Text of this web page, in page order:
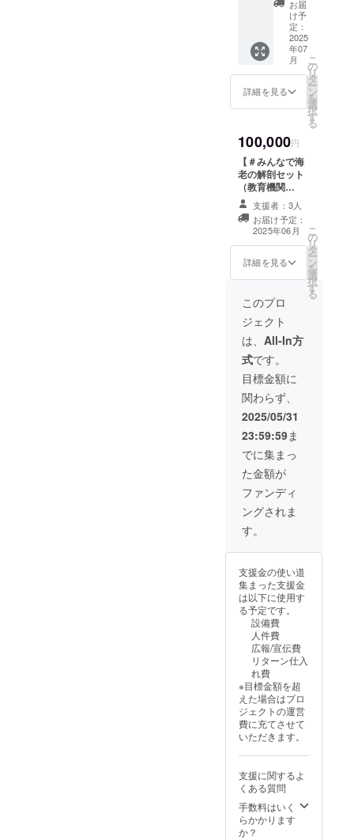
いるの
でお弁
当にも
夜ご飯
の炒め
物やグ
ラタン
く手軽
ます。
家族か
らも今
日はエ
ビが
入って
です。
絶対リ
確定し
まし
た。
■注意事
項/その
他 食べ
る分量
だけ袋
から取
り出し
て、小
袋に入
れて上
から流
水をあ
ててく
ださ
い。取
は、速
やかに
冷凍庫
へ戻し
てくだ
さい。
リプリ
で美味
しい！
下処理
もして
くれて
いるの
でお弁
当にも
の炒め
物やグ
ラタン
やサラ
ダにも
とにか
く手軽
に使え
ます。
らも今
日はエ
入って
豪華！
と好評
です。
絶対リ
ピート
確定し
まし
た。
■注意事
項/その
他 食べ
る分量
だけ袋
から取
り出し
て、小
袋に入
水をあ
ててく
ださ
い。取
り出し
た後の
残り
は、速
やかに
冷凍庫
へ戻し
てくだ
さい。
閉じる
プファ
イヤー
で購
入」と
お伝え
来店時
に、
で送っ
ている
お食事
チケッ
トを見
・有効
期限：
2025年
6月～
2026年
意事項
≫ ・使
用でき
るのは
ランチ
のみ ・
期限切
れのチ
ケット
はご利
用不
可・返
金不可
エビフ
ライや
天ぷら
にも
ぴった
りでし
れから
も仕入
ます！
★★★
★★ 濃
厚な旨
味と甘
みがた
まらな
い！
（40
代・女
性・主
婦） 普
段から
海老料
理が好
きでい
ろいろ
試して
います
が、こ
の海老
は格
別！焼
いても
茹でて
もプリ
プリ
で、頭
肉のミ
ソが特
た。天
だから
臭みも
なく殻
も剥き
やすく
て調理
しやす
いのも
ポイン
ト。ま
たリ
ピート
しま
す！
★★ 贅
沢な味
わいで
大満
足！
タン、
タイ、
ベトナ
ム、他)
※世界各
国から
た海老
を選び
で、産
地は
様々で
す。
供。大
切な方
への贈
り物や
お祝い
にも
ピッタ
自分自
身の特
別な時
間に、
贅沢な
ひとと
きをど
うぞ。
**長寿
のお祝
いに！
海老好
へのプ
レゼン
トに！
** 「エ
ビを食
べると
長生き
する」
そんな
言い伝
えのよ
うに、
エビづ
くしの
セット
で 「⁂⁂
ますま
す健康
しょ
う！
しい特
大むき
えび♪
累計1日
1万個販
売！海
老のプ
サイズ
エビ」
海老専
門工場
で徹底
管理さ
れた鮮
墨付
き！ ぷ
りの食
感と豊
かな旨
味をお
楽しみ
くださ
い！ ・
おすす
め調理
法：エ
ビチ
リ、エ
ビマ
ヨ、バ
ター醤
油炒
め、海
老カ
ント！
★ ・ 特
大サイ
ズで食
べ応え
抜群！
・背ワ
タ処理
下処理
不要！
・海老
専門工
場で安
質！
（※大き
すぎて
務用か
ら外れ
ビ（35尾）約
（原版と呼ばれ
る1.5㎏のブロッ
ク凍結の海老で
す。）
え
びかに塗り絵
（提供） ・
産 地：イン
ドネシア ・
おすすめ調理
法：塩焼き、エ
ビフライ、テル
ミドール
作品の
中から1
名を選
定し
「あな
たのお
名前〇
〇賞」
として
受賞者
は公式
HP内で
発表 ・
作品は
当協会
の一次
選考
（2024
100作
品）を
たもの
から選
定 子ど
もたち
の夢を
応援
し、**
海老の
魅力を
伝える
素敵な
賞を贈
りま
しょ
う！ さ
らに！
受賞者
にはプ
き！ 受
賞した
子ども
には、
日本海
老協会
が選ん
だ美味
しい海
老を贈
呈！ あ
なたが
選んだ
才能
に、特
別な喜
びを届
けま
す。 ≪
具体的
な参加
方法≫
エビの
魅力を
伝える
楽しい
PVを一
緒に作
りま
しょ
う！
採用さ
れると
は限り
ません
ので、
ご了承
いただ
ける方
のみ応
願いし
ます）
内容】
・ 「え
びのう
た」PV
動画の
新規提
案権
（採用
される
かは未
定） ・
公式HP
内にて
クレ
ジット
記載
（ダン
ス振り
出など
の肩書
き
OK！）
・公式
HP内に
紹介文
＆紹介
写真を
掲載 あ
なたの
クリエ
イティ
ブな発
想で、
エビの
魅力を
伝える
楽しい
PVを一
緒に作
りま
募集！
エビの
魅力を
最大限
に表現
でき
る、楽
しくて
覚えや
付を一
緒に作
りませ
んか？
**商品
内容**
**「え
びのう
た」ダ
付の新
規提案
**（採
用され
るかは
未定）
**公式
HP内に
てクレ
ジット
記載
**（ダ
ンス振
付師と
して）
**紹介
文＆紹
介写真
を掲載
** あな
みんな
が踊り
たくな
るエビ
ダンス
を作り
ましょ
う！採
用され
た方
は、式
ホーム
ページ
にてあ
なたの
お名前
や紹介
文、写
真を掲
載しま
す。エ
ビの魅
た方へ
”感謝の
気持ち
を込め
た感謝
状”をお
贈りい
たしま
す。 過
「ベス
トシニ
ア大
賞」
「ベス
ト海老
賞」
「全日
本海老
権」な
どを受
有名人
や企業
に贈ら
れた ”正
式な賞
状」”と
同じデ
ザイン
のもの
を ”額縁
に入れ
て” お届
けしま
す。
お届
け予
定：
2025
年07
月
詳細を見る
こ
の
リ
タ
ー
ン
を
選
択
す
る
100,000円
【＃みんなで海
老の解剖セット
（教育機関
版）】 あなたが
「海老」のあし
ながおじさん
♪♪♪ ◎教育機関
版とは？ 授業や
学習施設向けの
学びの場に贈ろ
う！ 子ども食
堂・児童養護施
設・学校・保育
園・幼稚園への
寄付が直接支援
できる！ 日本海
老協会登録施設
へ直接お届け！
日本海老協会に
2000校の教育機
関 や施設に案内
し、支援者さま
のお名前入りで
お届けいたしま
す。 あなたの支
援が、子どもた
ちの貴重な体験
につながりま
す！ 海老を通じ
て、学びと笑顔
を広げましょ
う！ ≪こんな場
面で活躍！≫ 理
科や生物の授業
での教材として
育プログラムに
食材に♪ 【寄贈
品セット内容】
・商品詳細：天
然有頭エビ（35
尾）約42g/尾
（原版と呼ばれ
る1.5㎏のブロッ
ク凍結の海老で
す。）
海
老の解剖下敷き
（35枚） ・
支援者：3人
お届け予定：
2025年06月
詳細を見る
こ
の
リ
タ
ー
ン
を
選
択
す
る
このプロ
ジェクト
は、 All-In方
式です。
目標金額に
関わらず、
2025/05/31
23:59:59ま
でに集まっ
た金額が
ファンディ
ングされま
す。
支援金の使い道
集まった支援金
は以下に使用す
る予定です。
設備費
人件費
広報/宣伝費
リターン仕入
れ費
※目標金額を超
えた場合はプロ
ジェクトの運営
費に充てさせて
いただきます。
支援に関するよ
くある質問
手数料はいく
らかかります
か？